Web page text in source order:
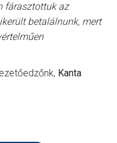
fárasztottuk az
betalálnunk, mert
Kanta